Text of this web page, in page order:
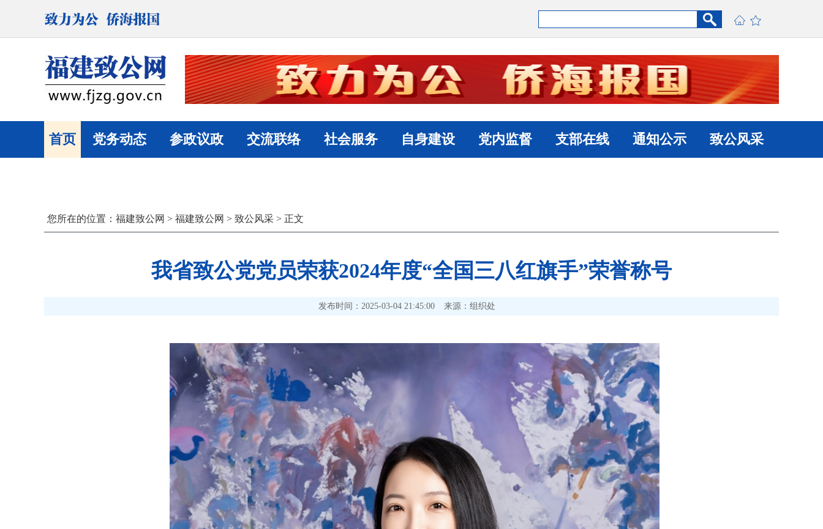
首页 党务动态 参政议政 交流联络 社会服务 自身建设 党内监督 支部在线 通知公示 致公风采
您所在的位置： 福建致公网 > 福建致公网 > 致公风采 > 正文
我省致公党党员荣获2024年度“全国三八红旗手”荣誉称号
发布时间：2025-03-04 21:45:00 来源：组织处